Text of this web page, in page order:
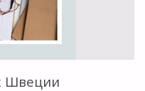
Швеции